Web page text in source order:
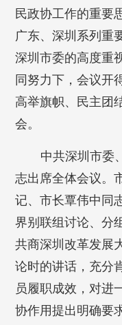
民政协工作的重要
广东、深圳系列重
深圳市委的高度重
同努力下，会议开
高举旗帜、民主团
会。
中共深圳市委
志出席全体会议。
记、市长覃伟中同
界别联组讨论、分
共商深圳改革发展
论时的讲话，充分
员履职成效，对进
协作用提出明确要